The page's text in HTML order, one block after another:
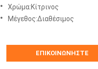
8C9114
Χρώμα:Κίτρινος
Μέγεθος:Διαθέσιμος
ΕΠΙΚΟΙΝΩΝΉΣΤΕ